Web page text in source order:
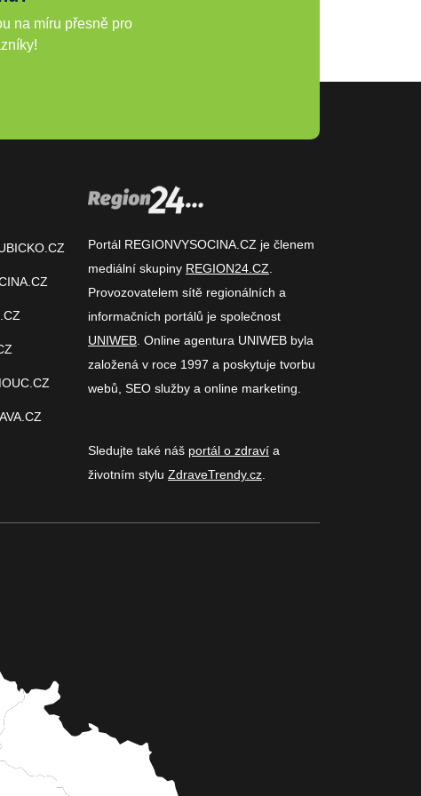
na míru přesně pro
Portál REGIONVYSOCINA.CZ je členem
mediální skupiny REGION24.CZ
Provozovatelem sítě regionálních a
informačních portálů je společnost
UNIWEB . Online agentura UNIWEB byla
založená v roce 1997 a poskytuje tvorbu
webů, SEO služby a online marketing.
Sledujte také náš portál o zdraví a
životním stylu ZdraveTrendy.cz